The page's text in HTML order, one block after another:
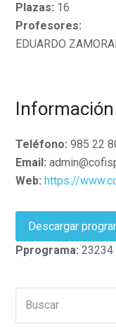
Plazas: 16
Profesores:
EDUARDO
Teléfono: 985 22
Email:
Web: https://
Descargar
Pprograma: 23234